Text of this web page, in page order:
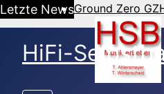
Letzte NewsGround Zero
HiFi-